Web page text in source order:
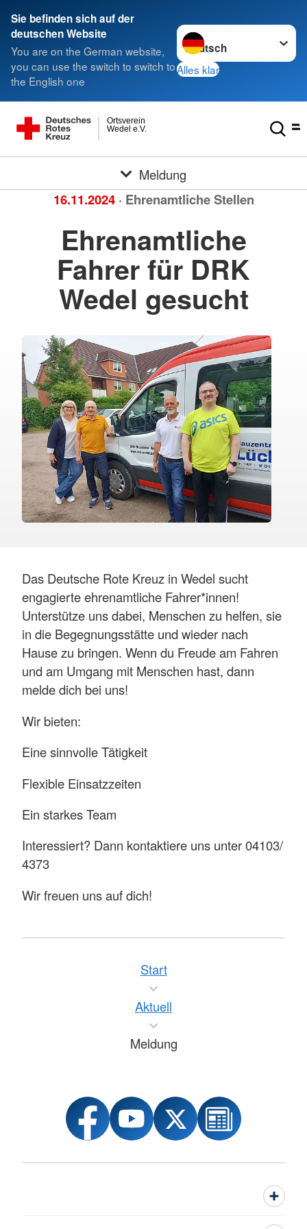
Sie befinden sich auf der
deutschen Website
You are on the German website,
you can use the switch to switch to
the English one
Sprache wechseln zu
Alles klar
Wedel e.V.
Ortsverein
Meldung
16.11.2024 · Ehrenamtliche Stellen
Ehrenamtliche
Fahrer für DRK
Wedel gesucht
Das Deutsche Rote Kreuz in Wedel sucht
engagierte ehrenamtliche Fahrer*innen!
Unterstütze uns dabei, Menschen zu helfen, sie
in die Begegnungsstätte und wieder nach
Hause zu bringen. Wenn du Freude am Fahren
und am Umgang mit Menschen hast, dann
melde dich bei uns!
Wir bieten:
Eine sinnvolle Tätigkeit
Flexible Einsatzzeiten
Ein starkes Team
Interessiert? Dann kontaktiere uns unter 04103/
4373
Wir freuen uns auf dich!
Start
Aktuell
Meldung